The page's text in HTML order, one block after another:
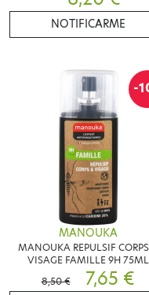
NOTIFICARME
-
MANOUKA
MANOUKA REPULSIF
VISAGE FAMILLE 9H 75ML
8,50 €
7,65 €